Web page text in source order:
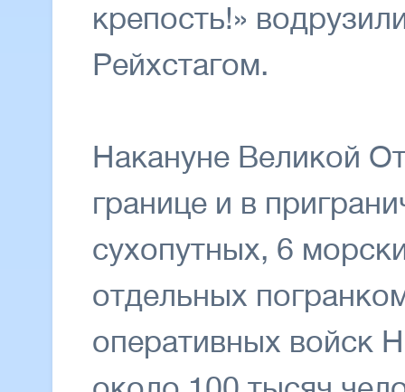
крепость!»
Рейхстагом.
Накануне Великой
границе и в
сухопутных, 6
отдельных
оперативных войск